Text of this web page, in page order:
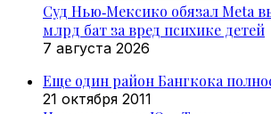
Суд Нью‑Мексико обязал Meta
млрд бат за вред психике детей
7 августа 2026
Еще один район Бангкока
21 октября 2011